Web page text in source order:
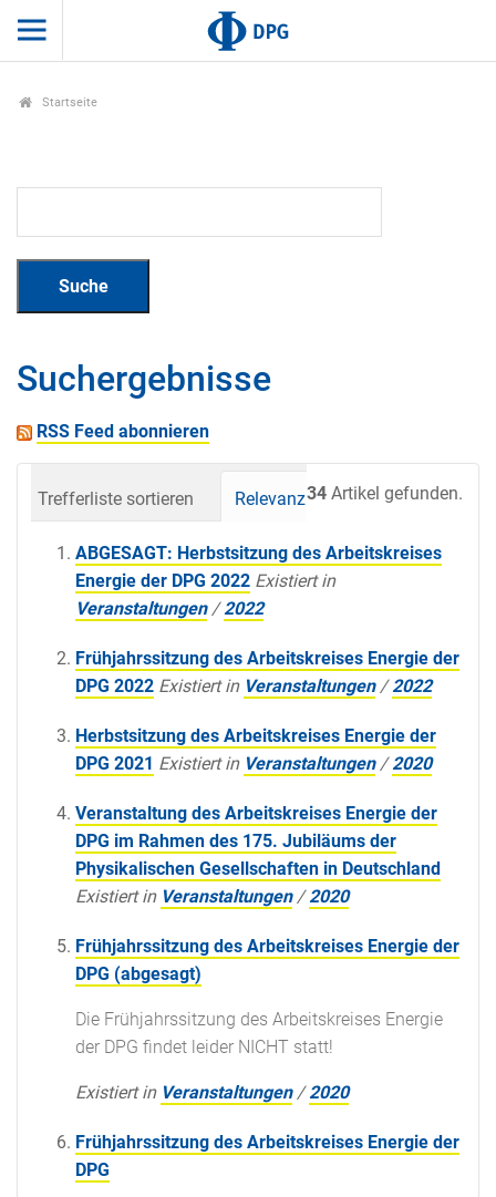
Startseite
Suchergebnisse
RSS Feed abonnieren
34 Artikel gefunden.
Trefferliste sortieren Relevanz Datum
ABGESAGT: Herbstsitzung des Arbeitskreises
Energie der DPG 2022 Existiert in
Veranstaltungen /2022
Frühjahrssitzung des Arbeitskreises Energie der
DPG 2022 Existiert in Veranstaltungen /2022
Herbstsitzung des Arbeitskreises Energie der
DPG 2021 Existiert in Veranstaltungen /2020
Veranstaltung des Arbeitskreises Energie der
DPG im Rahmen des 175. Jubiläums der
Physikalischen Gesellschaften in Deutschland
Existiert in Veranstaltungen /2020
Frühjahrssitzung des Arbeitskreises Energie der
DPG (abgesagt)
Die Frühjahrssitzung des Arbeitskreises Energie
der DPG findet leider NICHT statt!
Existiert in Veranstaltungen /2020
Frühjahrssitzung des Arbeitskreises Energie der
DPG